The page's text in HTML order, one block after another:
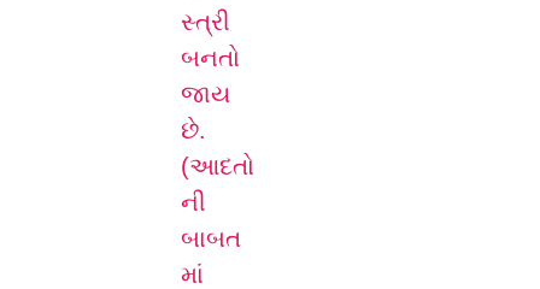
સ્ત્રી
બનતો
જાય
છે.
(આદતો
ની
બાબત
માં